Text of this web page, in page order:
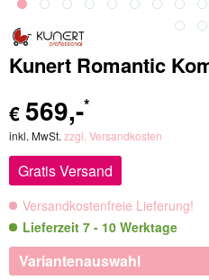
Kunert Romantic
€ 569,-*
inkl. MwSt. zzgl. Versandkosten
Gratis Versand
Versandkostenfreie Lieferung!
Lieferzeit 7 - 10 Werktage
Variantenauswahl